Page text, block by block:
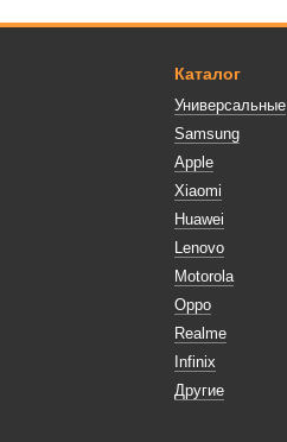
Каталог
Универсальные
Samsung
Apple
Xiaomi
Huawei
Lenovo
Motorola
Oppo
Realme
Infinix
Другие